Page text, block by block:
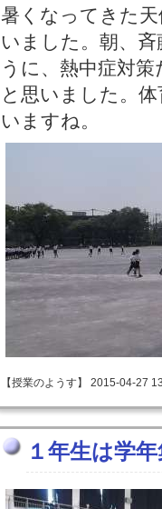
暑くなってきた
いました。朝、
うに、熱中症対
と思いました。
いますね。
【授業のようす】 2015-04-27
１年生は学